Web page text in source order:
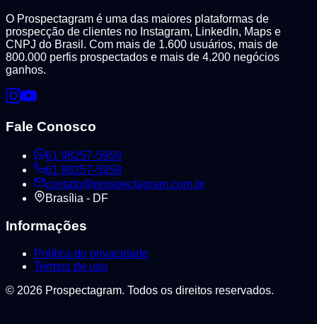
O Prospectagram é uma das maiores plataformas de
prospecção de clientes no Instagram, LinkedIn, Maps e
CNPJ do Brasil. Com mais de 1.600 usuários, mais de
800.000 perfis prospectados e mais de 4.200 negócios
ganhos.
Fale Conosco
61 98257-5959
61 98257-5959
contato@prospectagram.com.br
Brasília - DF
Informações
Política de privacidade
Termos de uso
© 2026 Prospectagram. Todos os direitos reservados.